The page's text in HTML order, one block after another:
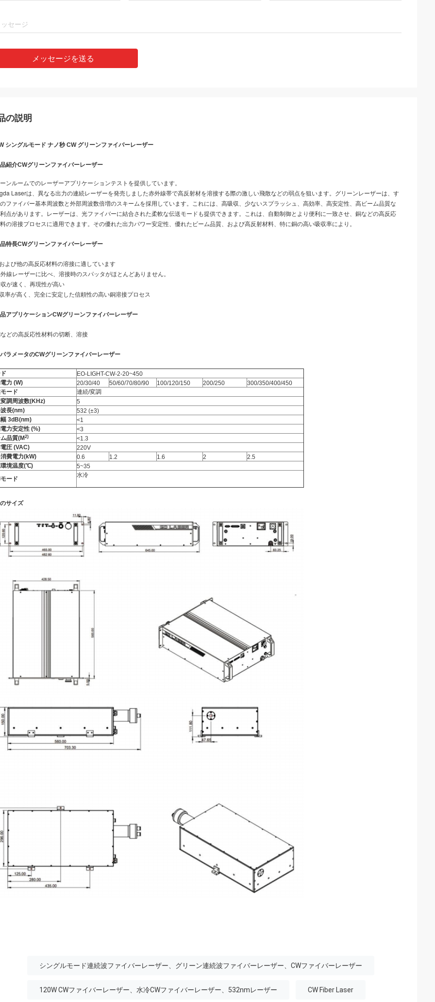
メッセージを送る
の説明
シングルモード ナノ秒 CW グリーンファイバーレーザー
紹介CWグリーンファイバーレーザー
ンルームでのレーザーアプリケーションテストを提供しています。
Laserは、異なる出力の連続レーザーを発売しました赤外線帯で高反射材を溶接する際の激しい飛散などの弱点を狙います。グリーンレーザーは、す
ファイバー基本周波数と外部周波数倍増のスキームを採用しています。これには、高吸収、少ないスプラッシュ、高効率、高安定性、高ビーム品質な
点があります。レーザーは、光ファイバーに結合された柔軟な伝送モードも提供できます。これは、自動制御とより便利に一致させ、銅などの高反応
の溶接プロセスに適用できます。その優れた出力パワー安定性、優れたビーム品質、および高反射材料、特に銅の高い吸収率により。
特長CWグリーンファイバーレーザー
よび他の高反応材料の溶接に適しています
線レーザーに比べ、溶接時のスパッタがほとんどありません。
が速く、再現性が高い
率が高く、完全に安定した信頼性の高い銅溶接プロセス
アプリケーションCWグリーンファイバーレーザー
どの高反応性材料の切断、溶接
ラメータのCWグリーンファイバーレーザー
EO-LIGHT-CW-2-20~450
力 (W)
20/30/40 50/60/70/80/90 100/120/150 200/250
300/350/400/450
ード
連続/変調
調周波数(KHz)
5
長(nm)
532 (±3)
3dB(nm)
<1
力安定性 (%)
<3
品質(M 2)
<1.3
圧 (VAC)
220V
費電力(kW)
0.6 1.2 1.6 2
2.5
境温度(℃)
5~35
ード
水冷
サイズ
シングルモード連続波ファイバーレーザー、グリーン連続波ファイバーレーザー、CWファイバーレーザー
120W CWファイバーレーザー、水冷CWファイバーレーザー、532nmレーザー CW Fiber Laser